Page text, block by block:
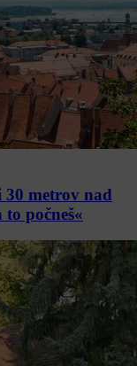
metrov nad
počneš«